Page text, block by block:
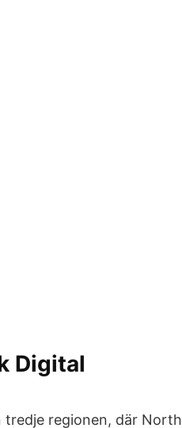
Digital
tredje regionen, där North